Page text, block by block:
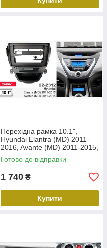
Перехідна рамка 10.1",
Hyundai Elantra (MD) 2011-
2016, Avante (MD) 2011-2015,
Carav 22-2312
Готово до відправки
1 740 ₴
Купити